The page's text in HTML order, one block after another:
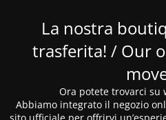
La nostra
trasferita! / Our
Ora potete trovarci su
Abbiamo integrato il negozio